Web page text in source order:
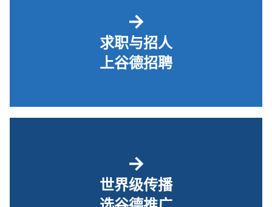
→
求职与招人
上谷德招聘
→
世界级传播